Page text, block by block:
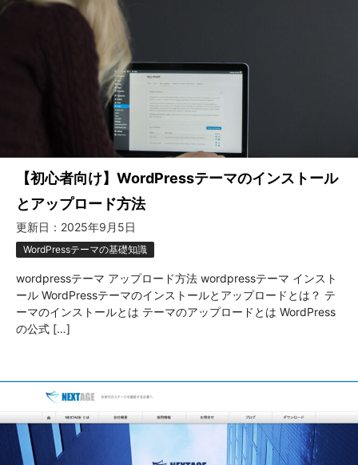
【初心者向け】WordPressテーマのインストール
とアップロード方法
更新日： 2025年9月5日
WordPressテーマの基礎知識
wordpressテーマ アップロード方法 wordpressテーマ インスト
ール WordPressテーマのインストールとアップロードとは？ テ
ーマのインストールとは テーマのアップロードとは WordPress
の公式 […]